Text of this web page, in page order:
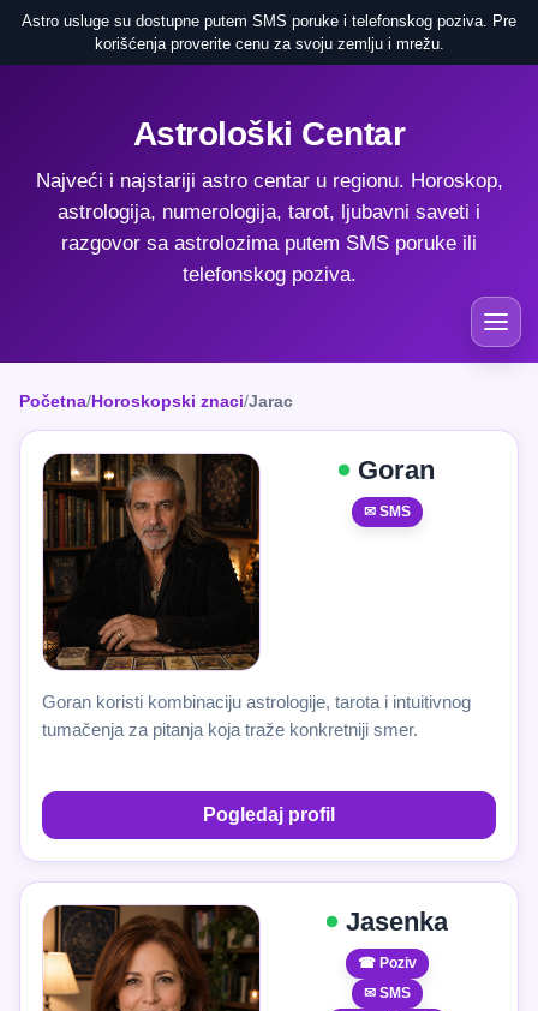
Astro usluge su dostupne putem SMS poruke i telefonskog poziva. Pre
korišćenja proverite cenu za svoju zemlju i mrežu.
Astrološki Centar
Najveći i najstariji astro centar u regionu. Horoskop,
astrologija, numerologija, tarot, ljubavni saveti i
razgovor sa astrolozima putem SMS poruke ili
telefonskog poziva.
Početna/Horoskopski znaci/Jarac
Goran
✉ SMS
Goran koristi kombinaciju astrologije, tarota i intuitivnog
tumačenja za pitanja koja traže konkretniji smer.
Pogledaj profil
Jasenka
☎ Poziv
✉ SMS